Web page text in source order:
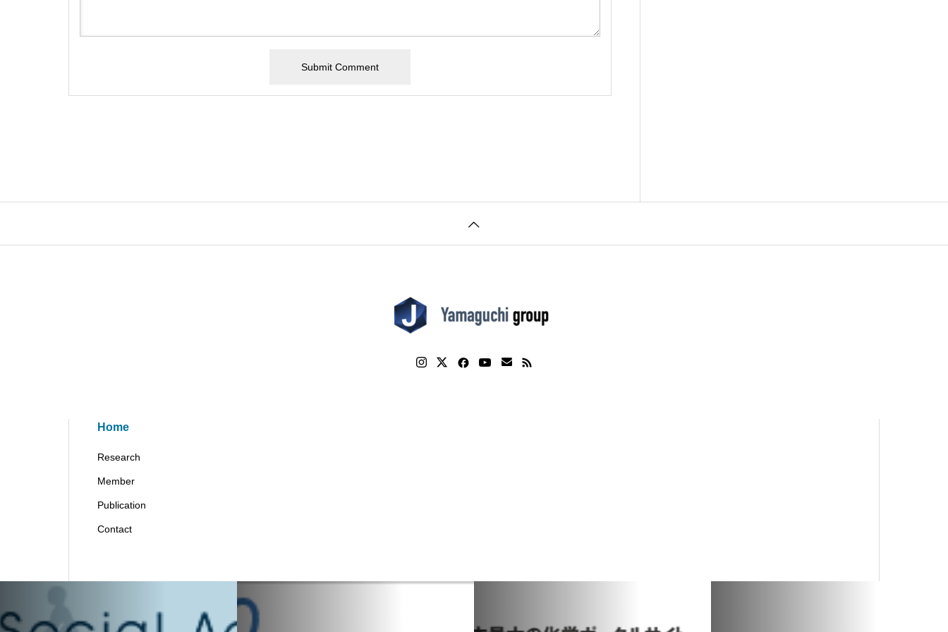
Home
Research
Member
Publication
Contact